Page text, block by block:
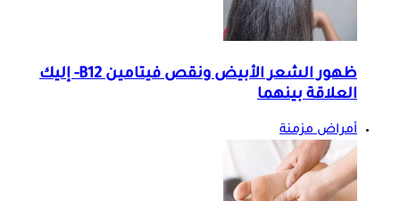
ظهور الشعر الأبيض ونقص فيتامين B12- إليك
العلاقة بينهما
أمراض مزمنة